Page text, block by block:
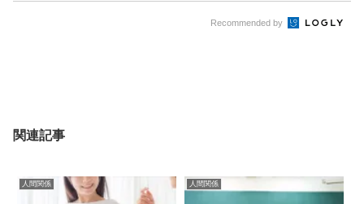
Recommended by
関連記事
人間関係 人間関係